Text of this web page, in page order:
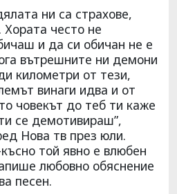
ни са страхове,
Хората често не
и да си обичан не е
вътрешните ни демони
километри от тези,
винаги идва и от
човекът до теб ти каже
се демотивираш”,
Нова тв през юли.
той явно е влюбен
любовно обяснение
песен.